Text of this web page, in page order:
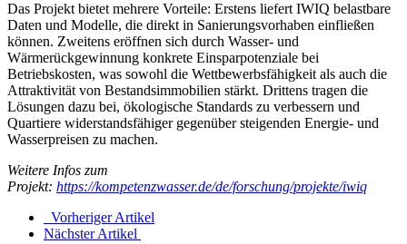
Das Projekt bietet mehrere Vorteile: Erstens liefert IWIQ belastbare
Daten und Modelle, die direkt in Sanierungsvorhaben einfließen
können. Zweitens eröffnen sich durch Wasser- und
Wärmerückgewinnung konkrete Einsparpotenziale bei
Betriebskosten, was sowohl die Wettbewerbsfähigkeit als auch die
Attraktivität von Bestandsimmobilien stärkt. Drittens tragen die
Lösungen dazu bei, ökologische Standards zu verbessern und
Quartiere widerstandsfähiger gegenüber steigenden Energie- und
Wasserpreisen zu machen.
Weitere Infos zum
Projekt: https://kompetenzwasser.de/de/forschung/projekte/iwiq
Vorheriger Artikel
Nächster Artikel